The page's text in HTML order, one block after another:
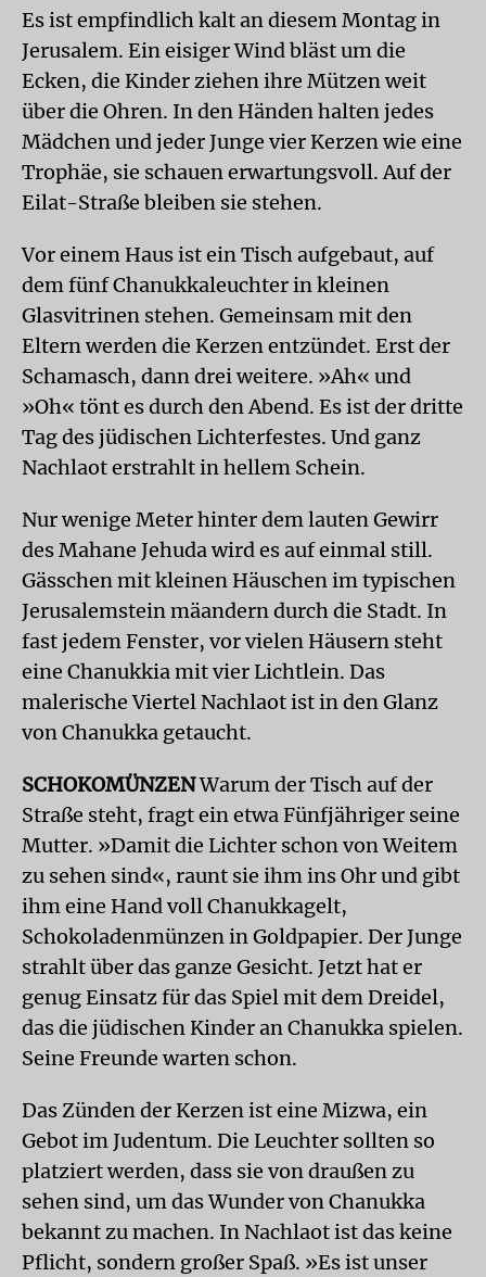
Es ist empfindlich kalt an diesem Montag in
Jerusalem. Ein eisiger Wind bläst um die
Ecken, die Kinder ziehen ihre Mützen weit
über die Ohren. In den Händen halten jedes
Mädchen und jeder Junge vier Kerzen wie eine
Trophäe, sie schauen erwartungsvoll. Auf der
Eilat-Straße bleiben sie stehen.
Vor einem Haus ist ein Tisch aufgebaut, auf
dem fünf Chanukkaleuchter in kleinen
Glasvitrinen stehen. Gemeinsam mit den
Eltern werden die Kerzen entzündet. Erst der
Schamasch, dann drei weitere. »Ah« und
»Oh« tönt es durch den Abend. Es ist der dritte
Tag des jüdischen Lichterfestes. Und ganz
Nachlaot erstrahlt in hellem Schein.
Nur wenige Meter hinter dem lauten Gewirr
des Mahane Jehuda wird es auf einmal still.
Gässchen mit kleinen Häuschen im typischen
Jerusalemstein mäandern durch die Stadt. In
fast jedem Fenster, vor vielen Häusern steht
eine Chanukkia mit vier Lichtlein. Das
malerische Viertel Nachlaot ist in den Glanz
von Chanukka getaucht.
SCHOKOMÜNZENWarum der Tisch auf der
Straße steht, fragt ein etwa Fünfjähriger seine
Mutter. »Damit die Lichter schon von Weitem
zu sehen sind«, raunt sie ihm ins Ohr und gibt
ihm eine Hand voll Chanukkagelt,
Schokoladenmünzen in Goldpapier. Der Junge
strahlt über das ganze Gesicht. Jetzt hat er
genug Einsatz für das Spiel mit dem Dreidel,
das die jüdischen Kinder an Chanukka spielen.
Seine Freunde warten schon.
Das Zünden der Kerzen ist eine Mizwa, ein
Gebot im Judentum. Die Leuchter sollten so
platziert werden, dass sie von draußen zu
sehen sind, um das Wunder von Chanukka
bekannt zu machen. In Nachlaot ist das keine
Pflicht, sondern großer Spaß. »Es ist unser